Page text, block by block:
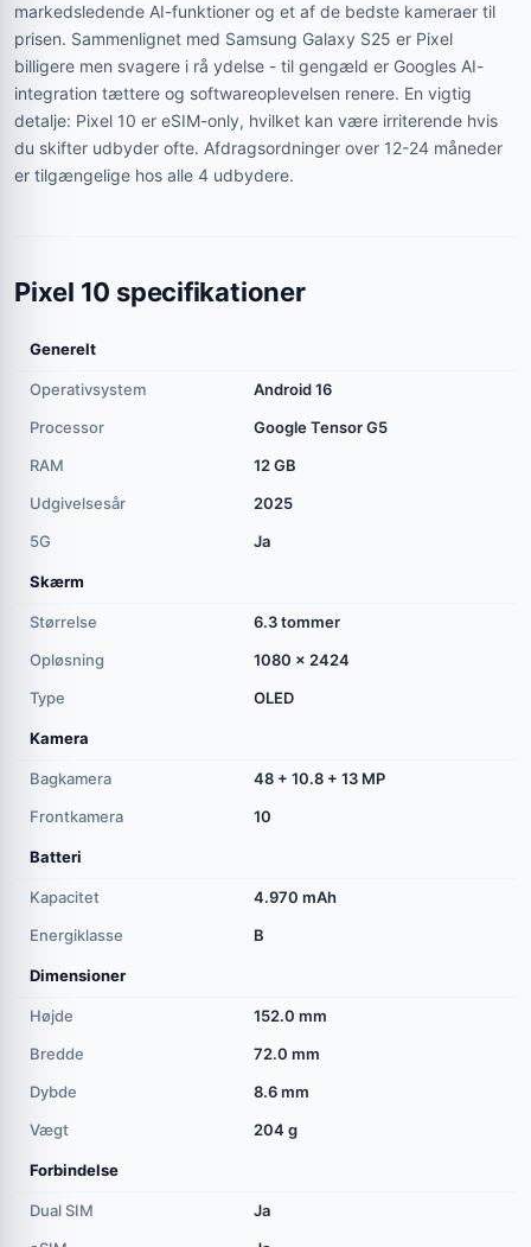
markedsledende AI-funktioner og et af de bedste kameraer til
prisen. Sammenlignet med Samsung Galaxy S25 er Pixel
billigere men svagere i rå ydelse - til gengæld er Googles AI-
integration tættere og softwareoplevelsen renere. En vigtig
detalje: Pixel 10 er eSIM-only, hvilket kan være irriterende hvis
du skifter udbyder ofte. Afdragsordninger over 12-24 måneder
er tilgængelige hos alle 4 udbydere.
Pixel 10 specifikationer
Generelt
Operativsystem
Android 16
Processor
Google Tensor G5
RAM
12 GB
Udgivelsesår
2025
5G
Ja
Skærm
Størrelse
6.3 tommer
Opløsning
1080 x 2424
Type
OLED
Kamera
Bagkamera
48 + 10.8 + 13 MP
Frontkamera
10
Batteri
Kapacitet
4.970 mAh
Energiklasse
B
Dimensioner
Højde
152.0 mm
Bredde
72.0 mm
Dybde
8.6 mm
Vægt
204 g
Forbindelse
Dual SIM
Ja